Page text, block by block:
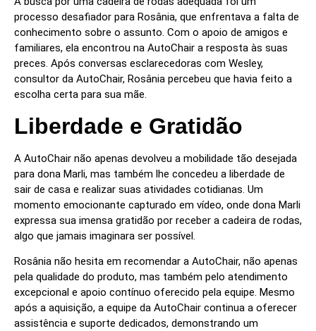
processo desafiador para Rosânia, que enfrentava a falta de
conhecimento sobre o assunto. Com o apoio de amigos e
familiares, ela encontrou na AutoChair a resposta às suas
preces. Após conversas esclarecedoras com Wesley,
consultor da AutoChair, Rosânia percebeu que havia feito a
escolha certa para sua mãe.
Liberdade e Gratidão
A AutoChair não apenas devolveu a mobilidade tão desejada
para dona Marli, mas também lhe concedeu a liberdade de
sair de casa e realizar suas atividades cotidianas. Um
momento emocionante capturado em vídeo, onde dona Marli
expressa sua imensa gratidão por receber a cadeira de rodas,
algo que jamais imaginara ser possível.
Rosânia não hesita em recomendar a AutoChair, não apenas
pela qualidade do produto, mas também pelo atendimento
excepcional e apoio contínuo oferecido pela equipe. Mesmo
após a aquisição, a equipe da AutoChair continua a oferecer
assistência e suporte dedicados, demonstrando um